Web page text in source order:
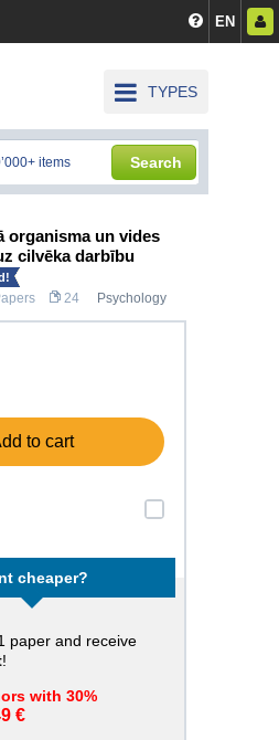
EN
TYPES
Search
organisma un vides
cilvēka darbību
24 Psychology
to cart
cheaper?
paper and receive
!
with 30%
€